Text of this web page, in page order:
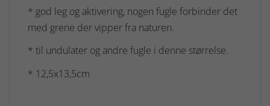
* god leg og aktivering, nogen fugle forbinder det
med grene der vipper fra naturen.
* til undulater og andre fugle i denne størrelse.
* 12,5x13,5cm